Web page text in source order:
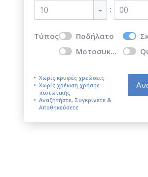
10 : 00
Τύπος Ποδήλατο
Μοτοσυκλέτα
Χωρίς κρυφές χρεώσεις
Χωρίς χρέωση χρήσης
πιστωτικής
Αναζητήστε, Συγκρίνετε &
Αποθηκεύσετε